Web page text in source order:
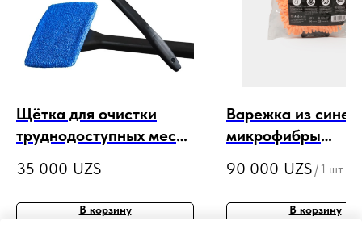
Щётка для очистки
труднодоступных месть
CLEANER
35 000 UZS
В корзину
Варежка из
микрофибры
CHENILLE
WASH MITT
90 000 UZS / 1 шт
В корзину